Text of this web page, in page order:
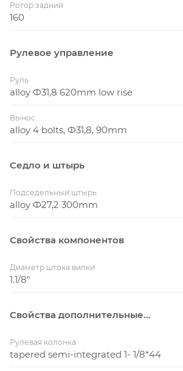
Ротор задний
160
Рулевое управление
Руль
alloy Ф31,8 620mm low rise
Вынос
alloy 4 bolts, Ф31,8, 90mm
Седло и штырь
Подседельный штырь
alloy Ф27,2 300mm
Свойства компонентов
Диаметр штока вилки
1.1/8"
Свойства дополнительные...
Рулевая колонка
tapered semi-integrated 1- 1/8*44